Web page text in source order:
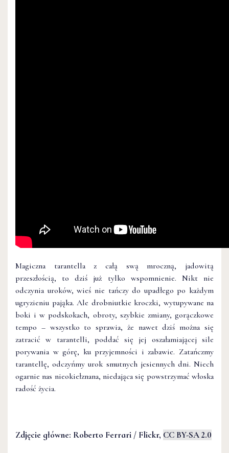
Magiczna tarantella z całą swą mroczną, jadowitą
przeszłością, to dziś już tylko wspomnienie. Nikt nie
odczynia uroków, wieś nie tańczy do upadłego po każdym
ugryzieniu pająka. Ale drobniutkie kroczki, wytupywane na
boki i w podskokach, obroty, szybkie zmiany, gorączkowe
tempo – wszystko to sprawia, że nawet dziś można się
zatracić w tarantelli, poddać się jej oszałamiającej sile
porywania w górę, ku przyjemności i zabawie. Zatańczmy
tarantellę, odczyńmy urok smutnych jesiennych dni. Niech
ogarnie nas nieokiełznana, niedająca się powstrzymać włoska
radość życia.
Zdjęcie główne: Roberto Ferrari / Flickr, CC BY-SA 2.0